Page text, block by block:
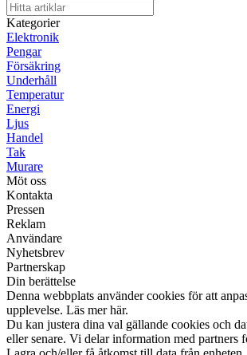
Kategorier
Elektronik
Pengar
Försäkring
Underhåll
Temperatur
Energi
Ljus
Handel
Tak
Murare
Möt oss
Kontakta
Pressen
Reklam
Användare
Nyhetsbrev
Partnerskap
Din berättelse
Denna webbplats använder cookies för att
upplevelse. Läs mer här.
Du kan justera dina val gällande cookies och
eller senare. Vi delar information med partners